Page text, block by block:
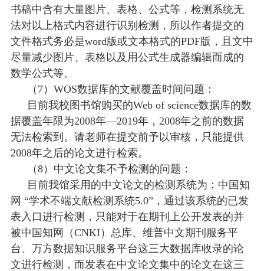
书稿中含有大量图片、表格、公式等，检测系统无
法对以上格式内容进行识别检测，所以作者提交的
文件格式务必是word版或文本格式的PDF版，且文中
尽量减少图片、表格以及用公式生成器编辑而成的
数学公式等。
（ 7）WOS数据库的文献覆盖时间问题：
目前我校图书馆购买的Web of science数据库的数
据覆盖年限为2008年—2019年，2008年之前的数据
无法检索到。请老师在提交前予以审核，只能提供
2008年之后的论文进行检索。
（8）中文论文集不予检测的问题：
目前我馆采用的中文论文的检测系统为：中国知
网 “学术不端文献检测系统5.0”，通过该系统的已发
表入口进行检测，只能对于在期刊上公开发表的并
被中国知网（CNKI）总库、维普中文期刊服务平
台、万方数据知识服务平台这三大数据库收录的论
文进行检测，而发表在中文论文集中的论文在这三